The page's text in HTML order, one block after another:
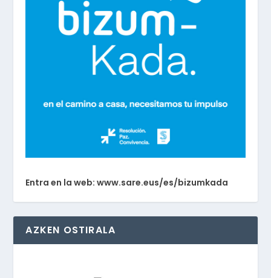
Entra en la web: www.sare.eus/es/bizumkada
AZKEN OSTIRALA